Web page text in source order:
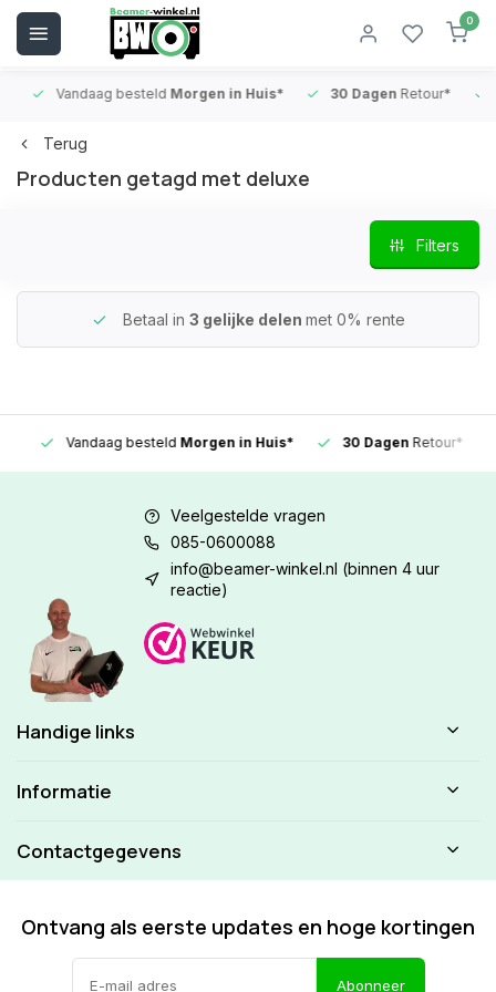
0
Vandaag besteldMorgen in Huis* 30 DagenRetour*
Terug
Producten getagd met deluxe
Filters
Betaal in 3 gelijke delen met 0% rente
Vandaag besteldMorgen in Huis* 30 DagenRetour*
Veelgestelde vragen
085-0600088
info@beamer-winkel.nl (binnen 4 uur
reactie)
Handige links
Informatie
Contactgegevens
Ontvang als eerste updates en hoge kortingen
Abonneer